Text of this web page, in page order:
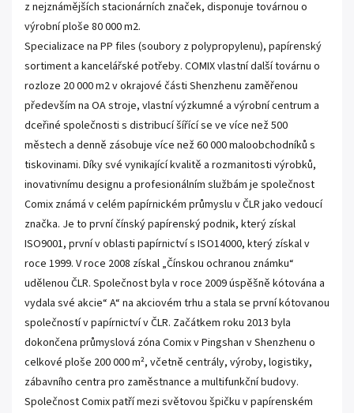
z nejznámějších stacionárních značek, disponuje továrnou o
výrobní ploše 80 000 m2.
Specializace na PP files (soubory z polypropylenu), papírenský
sortiment a kancelářské potřeby. COMIX vlastní další továrnu o
rozloze 20 000 m2 v okrajové části Shenzhenu zaměřenou
především na OA stroje, vlastní výzkumné a výrobní centrum a
dceřiné společnosti s distribucí šířící se ve více než 500
městech a denně zásobuje více než 60 000 maloobchodníků s
tiskovinami. Díky své vynikající kvalitě a rozmanitosti výrobků,
inovativnímu designu a profesionálním službám je společnost
Comix známá v celém papírnickém průmyslu v ČLR jako vedoucí
značka. Je to první čínský papírenský podnik, který získal
ISO9001, první v oblasti papírnictví s ISO14000, který získal v
roce 1999. V roce 2008 získal „Čínskou ochranou známku“
udělenou ČLR. Společnost byla v roce 2009 úspěšně kótována a
vydala své akcie“ A“ na akciovém trhu a stala se první kótovanou
společností v papírnictví v ČLR. Začátkem roku 2013 byla
dokončena průmyslová zóna Comix v Pingshan v Shenzhenu o
celkové ploše 200 000 m², včetně centrály, výroby, logistiky,
zábavního centra pro zaměstnance a multifunkční budovy.
Společnost Comix patří mezi světovou špičku v papírenském